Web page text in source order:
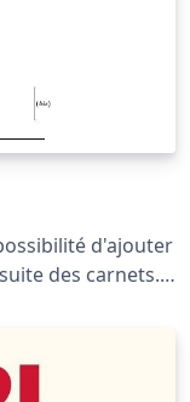
d'ajouter
des carnets.
songs.html